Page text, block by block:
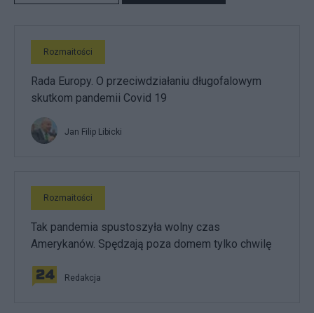
Rozmaitości
Rada Europy. O przeciwdziałaniu długofalowym
skutkom pandemii Covid 19
Jan Filip Libicki
Rozmaitości
Tak pandemia spustoszyła wolny czas
Amerykanów. Spędzają poza domem tylko chwilę
Redakcja